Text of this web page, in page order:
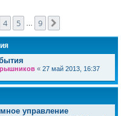
из
4 5 9
« 27 май 2013, 16:37
управление